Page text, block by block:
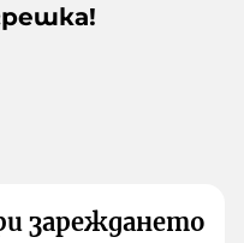
зареждането